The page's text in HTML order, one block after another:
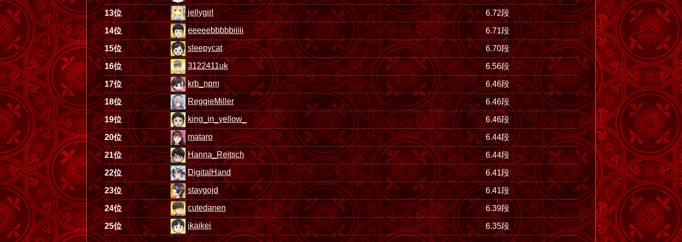
13位 jellygirl 6.72段
14位 eeeeebbbbbiiiii 6.71段
15位 sleepycat 6.70段
16位 3122411uk 6.56段
17位 krb_npm 6.46段
18位 ReggieMiller 6.46段
19位 king_in_yellow_ 6.46段
20位 mataro 6.44段
21位 Hanna_Reitsch 6.44段
22位 DigitalHand 6.41段
23位 staygojd 6.41段
24位 cutedanen 6.39段
25位 ikaikei 6.35段